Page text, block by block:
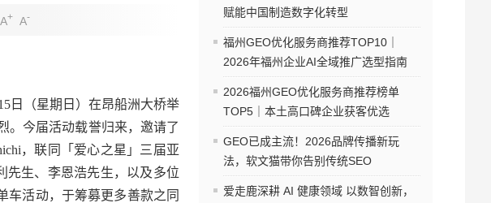
赋能中国制造数字化转型
福州GEO优化服务商推荐TOP10｜
2026年福州企业AI全域推广选型指南
2026福州GEO优化服务商推荐榜单
TOP5｜本土高口碑企业获客优选
GEO已成主流！2026品牌传播新玩
法，软文猫带你告别传统SEO
爱走鹿深耕 AI 健康领域 以数智创新，
A+ A-
日（星期日）在昂船洲大桥举
。今届活动载誉归来，邀请了
，联同「爱心之星」三届亚
先生、李恩浩先生，以及多位
车活动，于筹募更多善款之同